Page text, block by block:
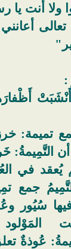
ولا أنت يا
تعالى
:
أَنْشَبَتْ
تميمة:
التَّمِيمةُ:
في
جمع
سُيُور
عُوذةٌ